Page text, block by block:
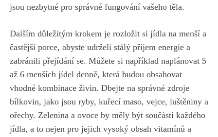
jsou ⁢nezbytné pro ​správné fungování vašeho‌ těla.
Dalším ​důležitým krokem je rozložit si jídla na menší a
častější porce, abyste ⁤udrželi stálý příjem energie a
zabránili přejídání se. Můžete si například naplánovat 5
​až 6 ⁢menších jídel denně, která budou ⁣obsahovat
‍vhodné kombinace živin. Dbejte na správné zdroje
bílkovin, jako jsou ryby, kuřecí maso, vejce,⁣ luštěniny a
ořechy. Zelenina ‍a ovoce by⁤ měly být součástí každého
jídla, a ​to ‍nejen pro jejich vysoký obsah vitamínů a